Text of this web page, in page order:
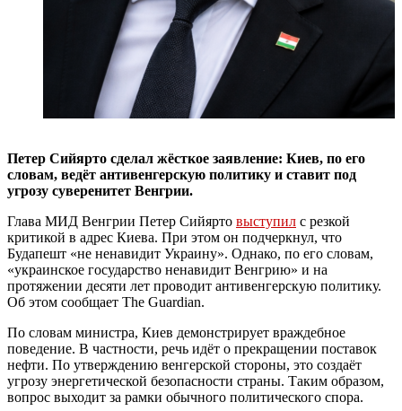
Петер Сийярто сделал жёсткое заявление: Киев, по его
словам, ведёт антивенгерскую политику и ставит под
угрозу суверенитет Венгрии.
Глава МИД Венгрии Петер Сийярто выступил с резкой
критикой в адрес Киева. При этом он подчеркнул, что
Будапешт «не ненавидит Украину». Однако, по его словам,
«украинское государство ненавидит Венгрию» и на
протяжении десяти лет проводит антивенгерскую политику.
Об этом сообщает The Guardian.
По словам министра, Киев демонстрирует враждебное
поведение. В частности, речь идёт о прекращении поставок
нефти. По утверждению венгерской стороны, это создаёт
угрозу энергетической безопасности страны. Таким образом,
вопрос выходит за рамки обычного политического спора.